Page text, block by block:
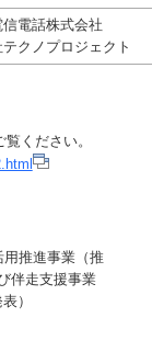
電話株式会社
ノプロジェクト
ください。
推進事業（推
伴走支援事業
）